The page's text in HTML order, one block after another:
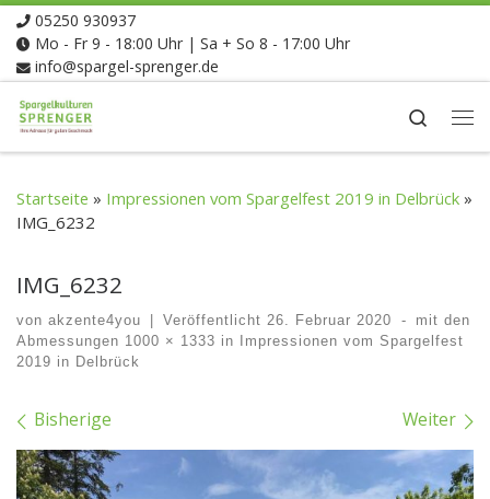
Zum Inhalt springen
05250 930937
Mo - Fr 9 - 18:00 Uhr | Sa + So 8 - 17:00 Uhr
info@spargel-sprenger.de
Search
Startseite » Impressionen vom Spargelfest 2019 in Delbrück »
IMG_6232
IMG_6232
von akzente4you Veröffentlicht 26. Februar 2020 -
mit den
Abmessungen 1000 × 1333 in Impressionen vom Spargelfest
2019 in Delbrück
Bilder Navigation
Bisherige Weiter